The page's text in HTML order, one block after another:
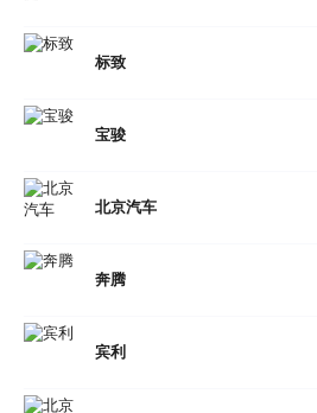
标致
宝骏
北京汽车
奔腾
宾利